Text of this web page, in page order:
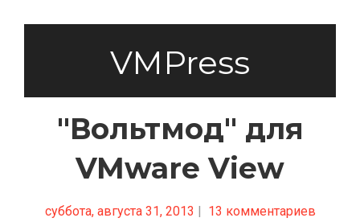
VMPress
"Вольтмод" для
VMware View
суббота, августа 31, 2013 | 13 комментариев